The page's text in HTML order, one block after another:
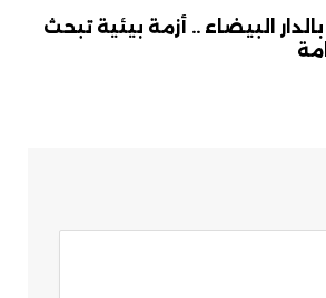
البيضاء .. أزمة بيئية تبحث